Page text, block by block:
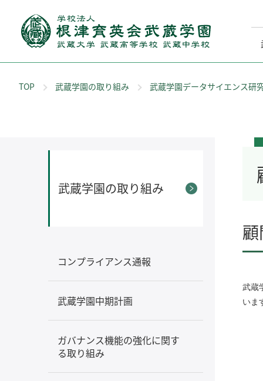
TOP 武蔵学園の取り組み 武蔵学園データサイエンス研
武蔵
いま
武蔵学園の取り組み
コンプライアンス通報
武蔵学園中期計画
ガバナンス機能の強化に関す
る取り組み